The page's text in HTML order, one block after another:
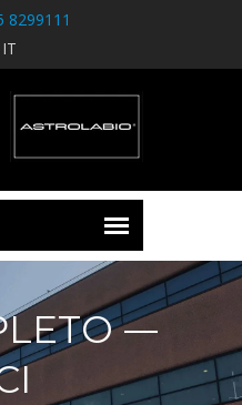
8299111
IT